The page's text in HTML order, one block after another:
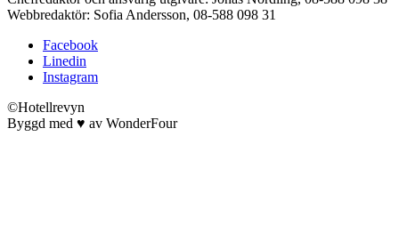
Webbredaktör: Sofia Andersson, 08-588 098 31
Facebook
Linedin
Instagram
©Hotellrevyn
Byggd med ♥ av WonderFour